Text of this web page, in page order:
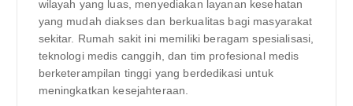
wilayah yang luas, menyediakan layanan kesehatan
yang mudah diakses dan berkualitas bagi masyarakat
sekitar. Rumah sakit ini memiliki beragam spesialisasi,
teknologi medis canggih, dan tim profesional medis
berketerampilan tinggi yang berdedikasi untuk
meningkatkan kesejahteraan.